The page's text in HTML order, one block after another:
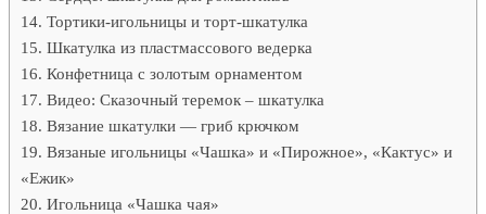
Тортики-игольницы и торт-шкатулка
Шкатулка из пластмассового ведерка
Конфетница с золотым орнаментом
Видео: Сказочный теремок – шкатулка
Вязание шкатулки — гриб крючком
Вязаные игольницы «Чашка» и «Пирожное», «Кактус» и
«Ежик»
Игольница «Чашка чая»